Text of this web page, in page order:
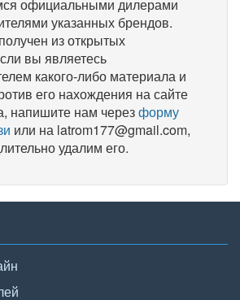
официальными дилерами
указанных брендов.
из открытых
вы являетесь
какого-либо материала и
его нахождения на сайте
напишите нам черезформу
или на latrom177@gmail.com,
удалим его.